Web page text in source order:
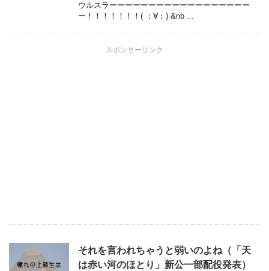
ウルスラーーーーーーーーーーーーーーーーーー
ー！！！！！！！( ；∀；) &nb ...
スポンサーリンク
それを言われちゃうと弱いのよね（「天
は赤い河のほとり」新公一部配役発表）